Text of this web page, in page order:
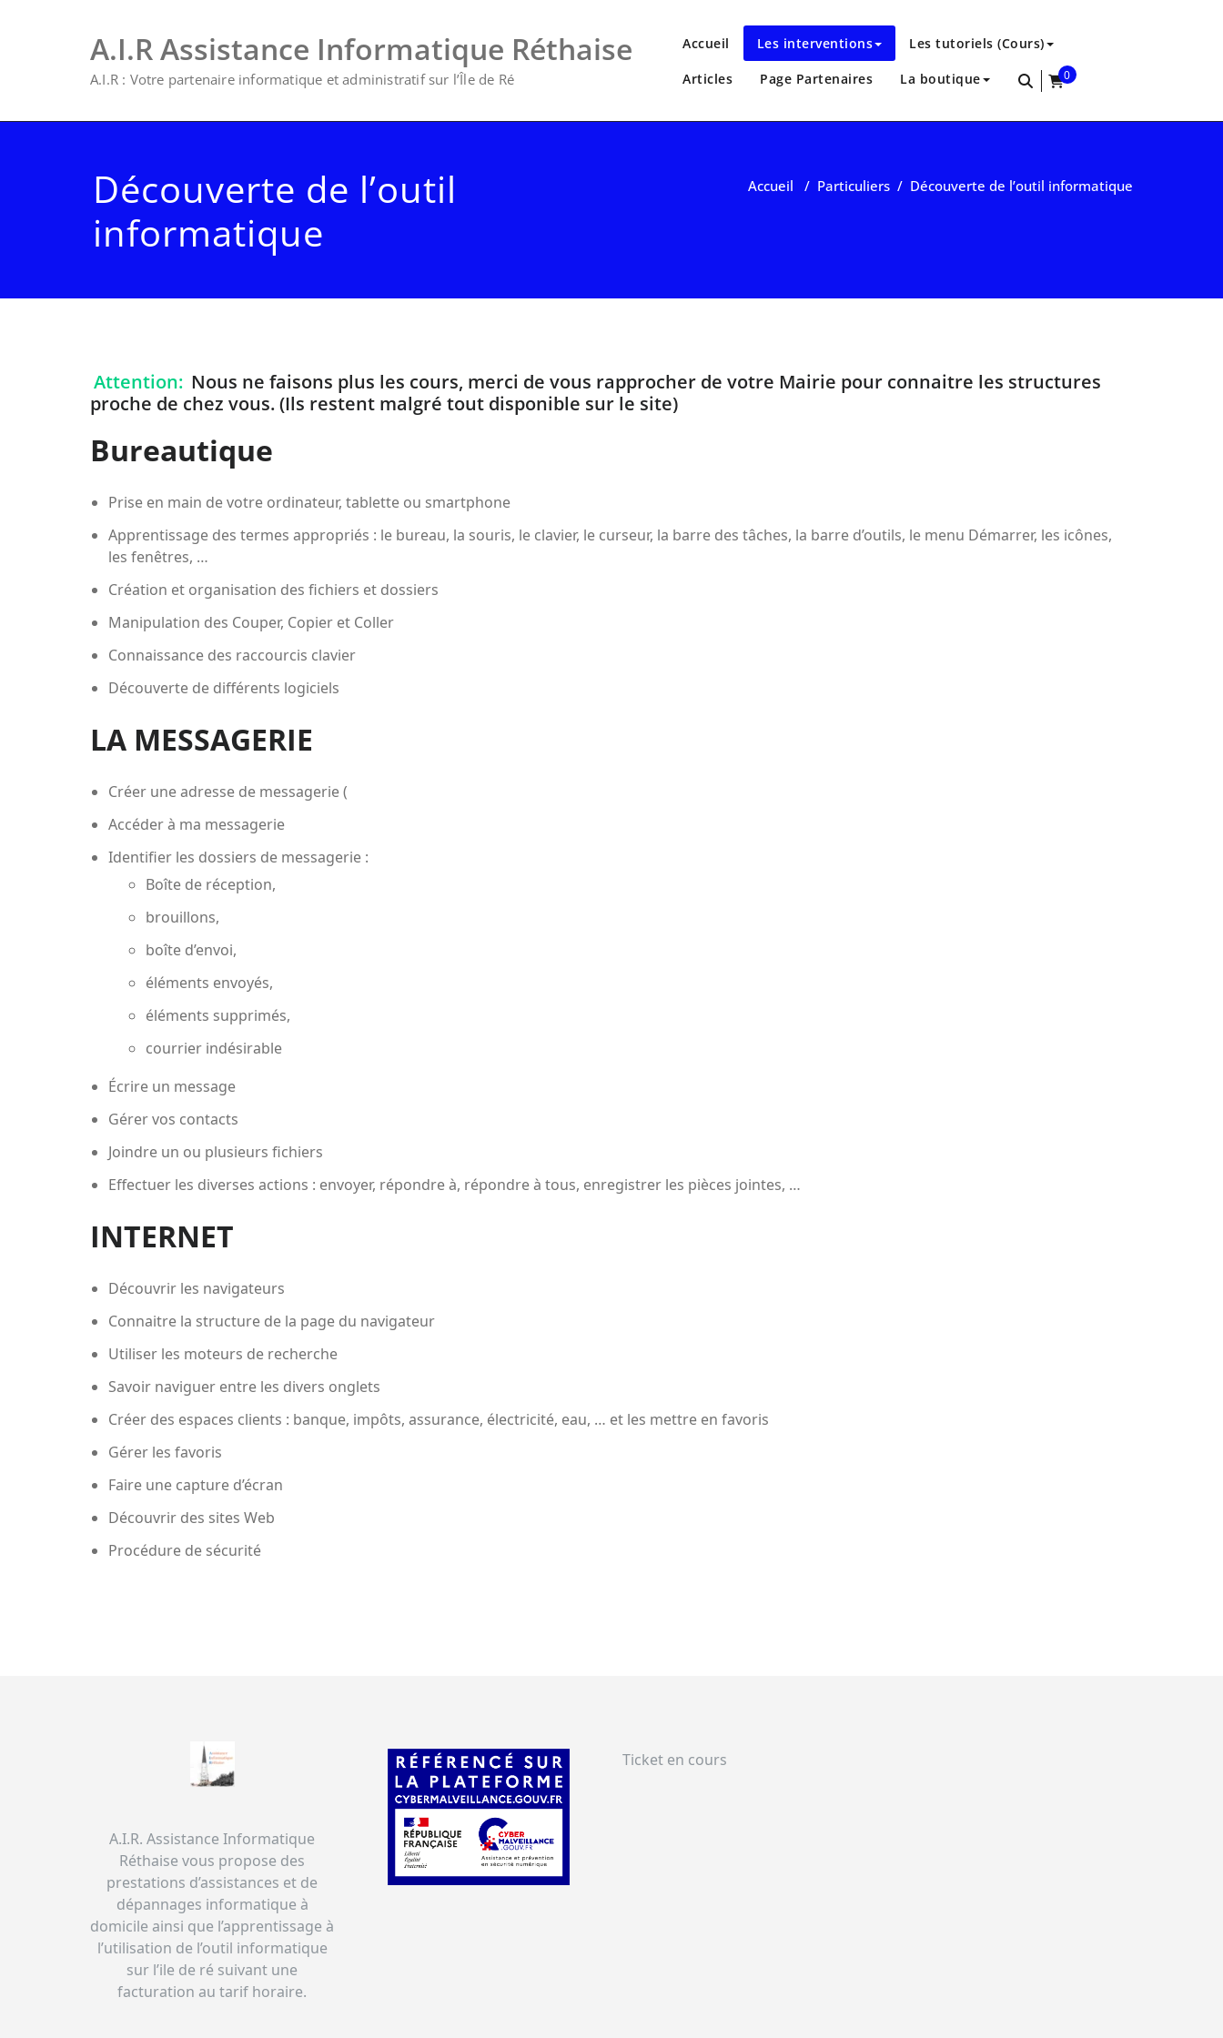
A.I.R Assistance Informatique Réthaise
A.I.R : Votre partenaire informatique et administratif sur l’Île de Ré
Accueil Les interventions Les tutoriels (Cours)
Articles Page Partenaires La boutique
0
items
Découverte de l’outil
informatique
Accueil / Particuliers / Découverte de l’outil informatique
Attention: Nous ne faisons plus les cours, merci de vous rapprocher de votre Mairie pour connaitre les structures
proche de chez vous. (Ils restent malgré tout disponible sur le site)
Bureautique
Prise en main de votre ordinateur, tablette ou smartphone
Apprentissage des termes appropriés : le bureau, la souris, le clavier, le curseur, la barre des tâches, la barre d’outils, le menu Démarrer, les icônes,
les fenêtres, …
Création et organisation des fichiers et dossiers
Manipulation des Couper, Copier et Coller
Connaissance des raccourcis clavier
Découverte de différents logiciels
LA MESSAGERIE
Créer une adresse de messagerie (
Accéder à ma messagerie
Identifier les dossiers de messagerie :
Boîte de réception,
brouillons,
boîte d’envoi,
éléments envoyés,
éléments supprimés,
courrier indésirable
Écrire un message
Gérer vos contacts
Joindre un ou plusieurs fichiers
Effectuer les diverses actions : envoyer, répondre à, répondre à tous, enregistrer les pièces jointes, …
INTERNET
Découvrir les navigateurs
Connaitre la structure de la page du navigateur
Utiliser les moteurs de recherche
Savoir naviguer entre les divers onglets
Créer des espaces clients : banque, impôts, assurance, électricité, eau, … et les mettre en favoris
Gérer les favoris
Faire une capture d’écran
Découvrir des sites Web
Procédure de sécurité
A.I.R. Assistance Informatique
Réthaise vous propose des
prestations d’assistances et de
dépannages informatique à
domicile ainsi que l’apprentissage à
l’utilisation de l’outil informatique
sur l’ile de ré suivant une
facturation au tarif horaire.
Ticket en cours